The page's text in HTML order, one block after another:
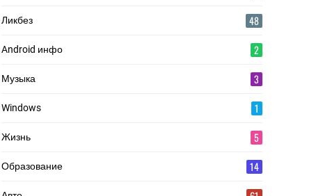
Ликбез 48
Android инфо 2
Музыка 3
Windows 1
Жизнь 5
Образование 14